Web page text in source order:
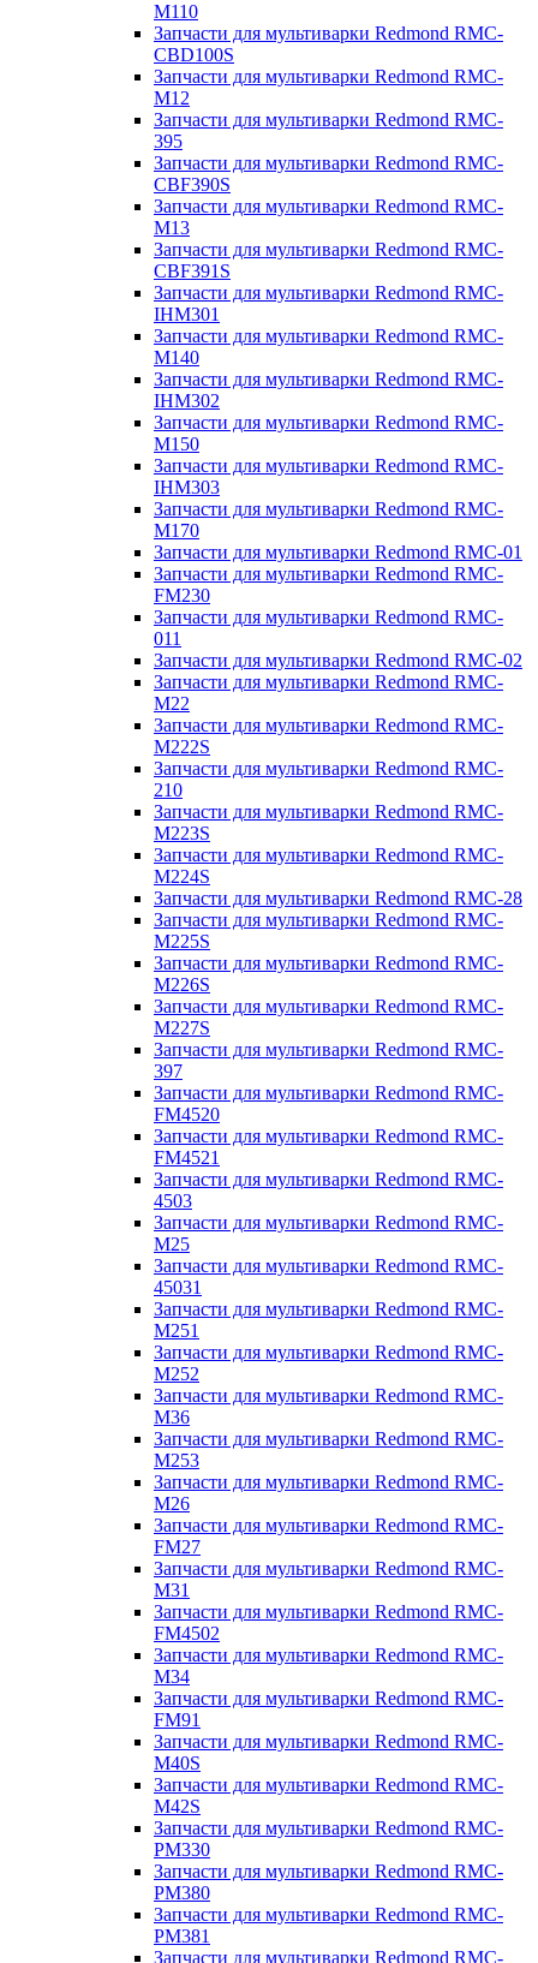
M110
Запчасти для мультиварки Redmond RMC-
CBD100S
Запчасти для мультиварки Redmond RMC-
M12
Запчасти для мультиварки Redmond RMC-
395
Запчасти для мультиварки Redmond RMC-
CBF390S
Запчасти для мультиварки Redmond RMC-
M13
Запчасти для мультиварки Redmond RMC-
CBF391S
Запчасти для мультиварки Redmond RMC-
IHM301
Запчасти для мультиварки Redmond RMC-
M140
Запчасти для мультиварки Redmond RMC-
IHM302
Запчасти для мультиварки Redmond RMC-
M150
Запчасти для мультиварки Redmond RMC-
IHM303
Запчасти для мультиварки Redmond RMC-
M170
Запчасти для мультиварки Redmond RMC-01
Запчасти для мультиварки Redmond RMC-
FM230
Запчасти для мультиварки Redmond RMC-
011
Запчасти для мультиварки Redmond RMC-02
Запчасти для мультиварки Redmond RMC-
M22
Запчасти для мультиварки Redmond RMC-
M222S
Запчасти для мультиварки Redmond RMC-
210
Запчасти для мультиварки Redmond RMC-
M223S
Запчасти для мультиварки Redmond RMC-
M224S
Запчасти для мультиварки Redmond RMC-28
Запчасти для мультиварки Redmond RMC-
M225S
Запчасти для мультиварки Redmond RMC-
M226S
Запчасти для мультиварки Redmond RMC-
M227S
Запчасти для мультиварки Redmond RMC-
397
Запчасти для мультиварки Redmond RMC-
FM4520
Запчасти для мультиварки Redmond RMC-
FM4521
Запчасти для мультиварки Redmond RMC-
4503
Запчасти для мультиварки Redmond RMC-
M25
Запчасти для мультиварки Redmond RMC-
45031
Запчасти для мультиварки Redmond RMC-
M251
Запчасти для мультиварки Redmond RMC-
M252
Запчасти для мультиварки Redmond RMC-
M36
Запчасти для мультиварки Redmond RMC-
M253
Запчасти для мультиварки Redmond RMC-
M26
Запчасти для мультиварки Redmond RMC-
FM27
Запчасти для мультиварки Redmond RMC-
M31
Запчасти для мультиварки Redmond RMC-
FM4502
Запчасти для мультиварки Redmond RMC-
M34
Запчасти для мультиварки Redmond RMC-
FM91
Запчасти для мультиварки Redmond RMC-
M40S
Запчасти для мультиварки Redmond RMC-
M42S
Запчасти для мультиварки Redmond RMC-
PM330
Запчасти для мультиварки Redmond RMC-
PM380
Запчасти для мультиварки Redmond RMC-
PM381
Запчасти для мультиварки Redmond RMC-